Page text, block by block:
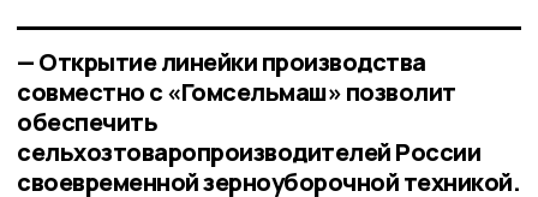
— Открытие линейки производства
совместно с «Гомсельмаш» позволит
обеспечить
сельхозтоваропроизводителей России
своевременной зерноуборочной техникой.